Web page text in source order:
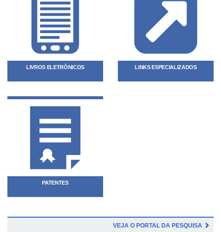
LIVROS ELETRÔNICOS LINKS ESPECIALIZADOS
PATENTES
VEJA O PORTAL DA PESQUISA